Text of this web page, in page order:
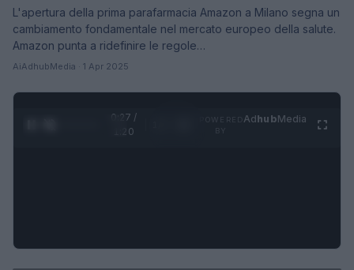
L'apertura della prima parafarmacia Amazon a Milano segna un
cambiamento fondamentale nel mercato europeo della salute.
Amazon punta a ridefinire le regole…
AiAdhubMedia · 1 Apr 2025
0:28 /
1:20
AdhubMedia